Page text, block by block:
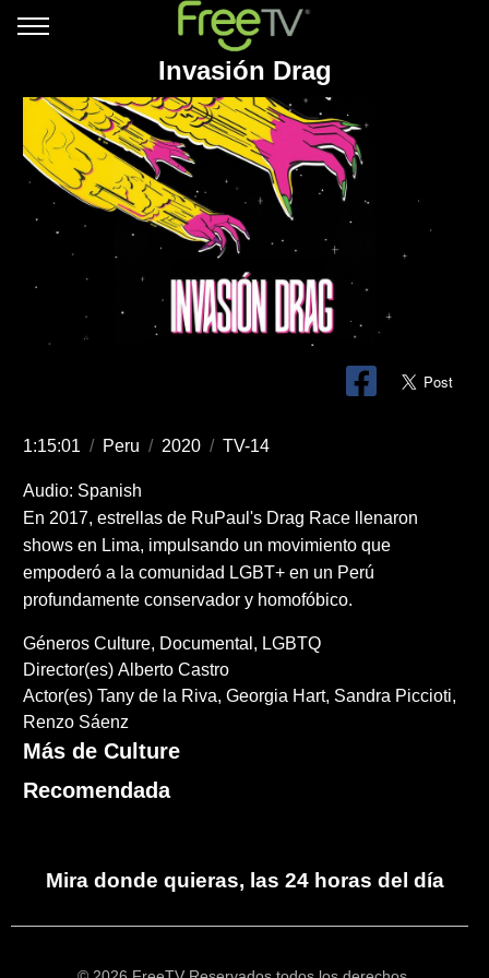
Invasión Drag
1:15:01 / Peru / 2020 / TV-14
Audio: Spanish
En 2017, estrellas de RuPaul's Drag Race llenaron
shows en Lima, impulsando un movimiento que
empoderó a la comunidad LGBT+ en un Perú
profundamente conservador y homofóbico.
Géneros Culture Documental
LGBTQ
Director(es) Alberto Castro
Actor(es) Tany de la Riva Georgia Hart Sandra Piccioti
Renzo Sáenz
Más de Culture
Recomendada
Mira donde quieras, las 24 horas del día